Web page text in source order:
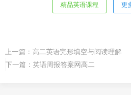
精品英语课程 更
上一篇： 高二英语完形填空与阅读理解
下一篇： 英语周报答案网高二